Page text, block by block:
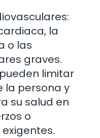
la
o las
graves.
limitar
la persona y
su salud en
o